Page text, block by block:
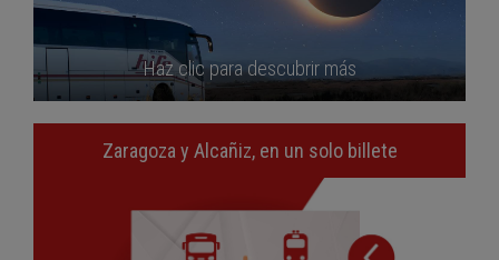
Haz clic para descubrir más
Zaragoza y Alcañiz, en un solo billete